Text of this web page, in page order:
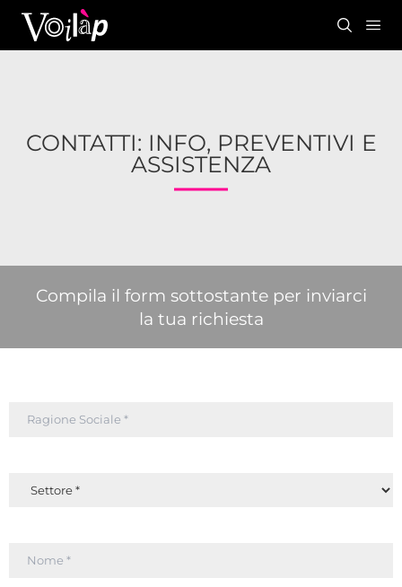
CONTATTI: INFO, PREVENTIVI E
ASSISTENZA
Compila il form sottostante per inviarci
la tua richiesta